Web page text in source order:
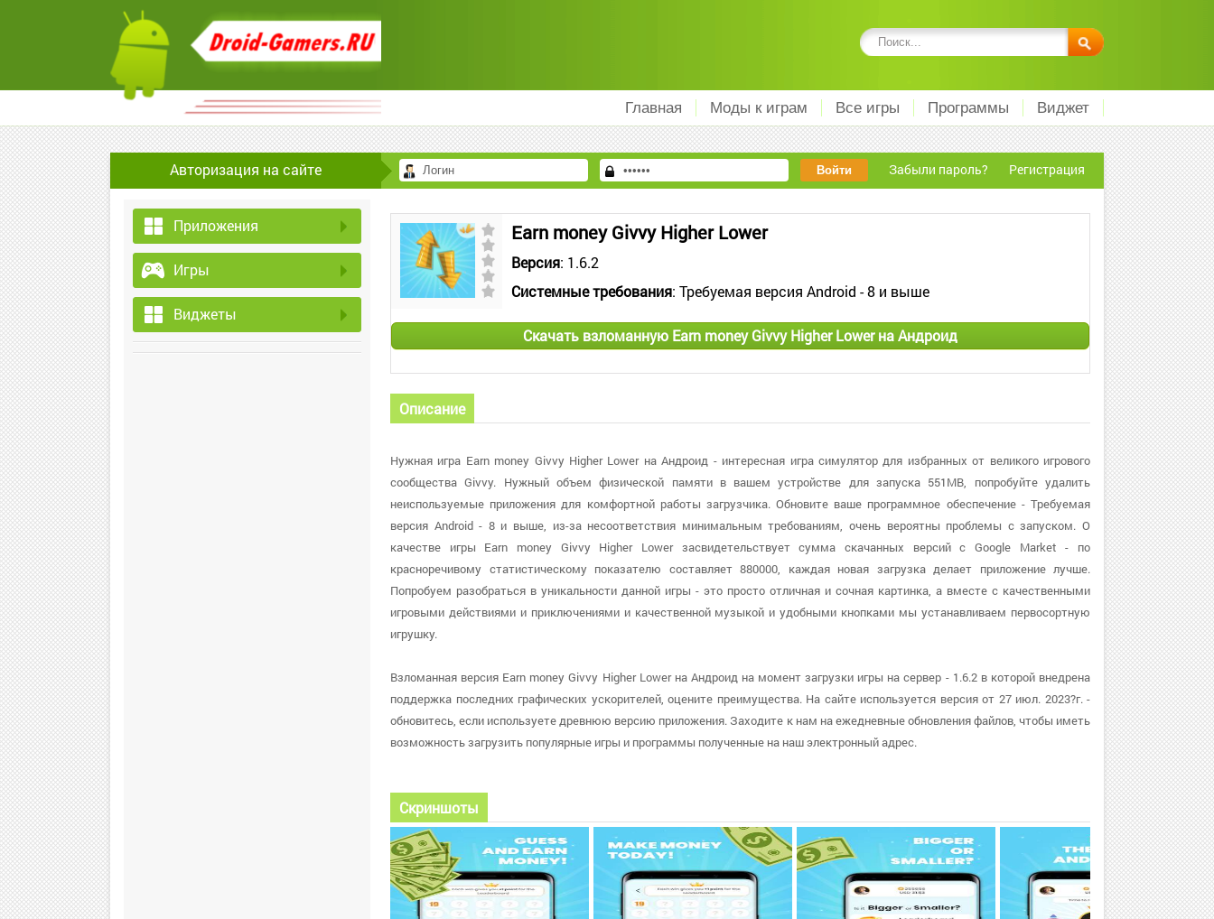
Главная Моды к играм Все игры Программы Виджет
Авторизация на сайте Забыли пароль? Регистрация
Приложения
Игры
Виджеты
Earn money Givvy Higher Lower
Версия: 1.6.2
Системные требования: Требуемая версия Android - 8 и выше
Скачать взломанную Earn money Givvy Higher Lower на Андроид
Описание
Нужная игра Earn money Givvy Higher Lower на Андроид - интересная игра симулятор для избранных от великого игрового
сообщества Givvy. Нужный объем физической памяти в вашем устройстве для запуска 551MB, попробуйте удалить
неиспользуемые приложения для комфортной работы загрузчика. Обновите ваше программное обеспечение - Требуемая
версия Android - 8 и выше, из-за несоответствия минимальным требованиям, очень вероятны проблемы с запуском. О
качестве игры Earn money Givvy Higher Lower засвидетельствует сумма скачанных версий с Google Market - по
красноречивому статистическому показателю составляет 880000, каждая новая загрузка делает приложение лучше.
Попробуем разобраться в уникальности данной игры - это просто отличная и сочная картинка, а вместе с качественными
игровыми действиями и приключениями и качественной музыкой и удобными кнопками мы устанавливаем первосортную
игрушку.
Взломанная версия Earn money Givvy Higher Lower на Андроид на момент загрузки игры на сервер - 1.6.2 в которой внедрена
поддержка последних графических ускорителей, оцените преимущества. На сайте используется версия от 27 июл. 2023?г. -
обновитесь, если используете древнюю версию приложения. Заходите к нам на ежедневные обновления файлов, чтобы иметь
возможность загрузить популярные игры и программы полученные на наш электронный адрес.
Скриншоты